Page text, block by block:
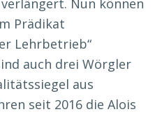
Nun können
Prädikat
Lehrbetrieb“
auch drei Wörgler
aus
seit 2016 die Alois